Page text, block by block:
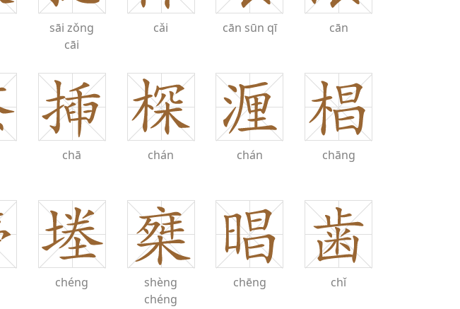
sāi zǒng
cāi
cǎi cān sūn qī cān
chā chán chán chāng
chéng
shèng
chéng
chēng chǐ